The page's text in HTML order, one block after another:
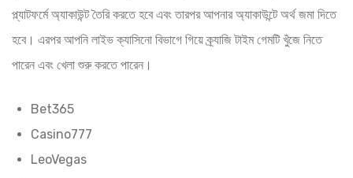
প্ল্যাটফর্মে অ্যাকাউন্ট তৈরি করতে হবে এবং তারপর আপনার অ্যাকাউন্টে অর্থ জমা দিতে
হবে। এরপর আপনি লাইভ ক্যাসিনো বিভাগে গিয়ে ক্র্যাজি টাইম গেমটি খুঁজে নিতে
পারেন এবং খেলা শুরু করতে পারেন।
Bet365
Casino777
LeoVegas